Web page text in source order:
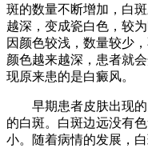
斑的数量不断增加，白
越深，变成瓷白色，较
因颜色较浅，数量较少
颜色越来越深，患者就
现原来患的是白癜风。
早期患者皮肤出现的
的白斑。白斑边远没有
小。随着病情的发展，